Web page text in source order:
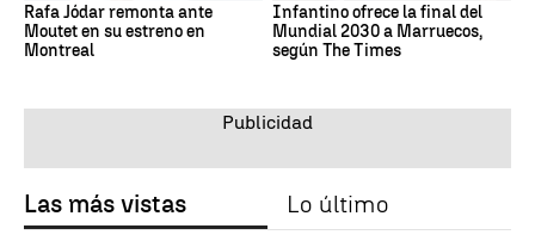
Rafa Jódar remonta ante
Moutet en su estreno en
Montreal
Infantino ofrece la final del
Mundial 2030 a Marruecos,
según The Times
Las más vistas Lo último